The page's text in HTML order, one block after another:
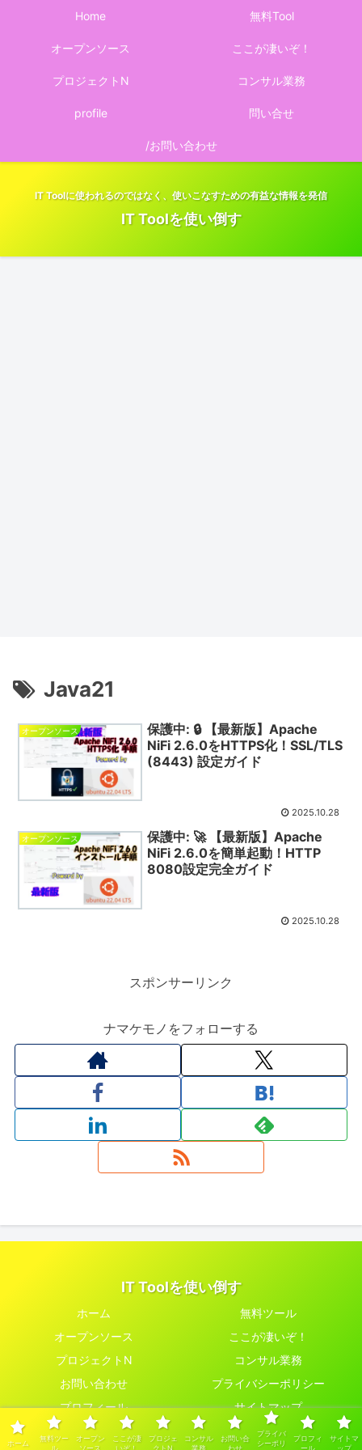
IT Toolに使われるのではなく、使いこなすための有益な情報を発信
IT Toolを使い倒す
Home 無料Tool
オープンソース ここが凄いぞ！
プロジェクトN コンサル業務
profile 問い合せ
/お問い合わせ
Java21
オープンソース
保護中: 🔒 【最新版】Apache
NiFi 2.6.0をHTTPS化！SSL/TLS
(8443) 設定ガイド
2025.10.28
オープンソース
保護中: 🚀 【最新版】Apache
NiFi 2.6.0を簡単起動！HTTP
8080設定完全ガイド
2025.10.28
スポンサーリンク
ナマケモノをフォローする
IT Toolを使い倒す
ホーム
無料ツール
オープンソース
ここが凄いぞ！
プロジェクトN
コンサル業務
お問い合わせ
プライバシーポリシー
プロフィール
サイトマップ
© 2022 IT Toolを使い倒す.
ホーム
無料ツー
ル
オープン
ソース
ここが凄
いぞ！
プロジェ
クトN
コンサル
業務
お問い合
わせ
プライバ
シーポリ
プロフィ
ール
サイトマ
ップ